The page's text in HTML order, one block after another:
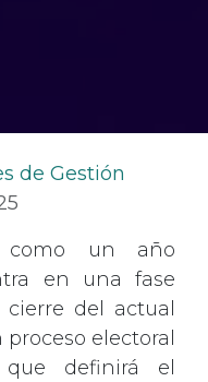
de Gestión
un año
en una fase
del actual
electoral
definirá el